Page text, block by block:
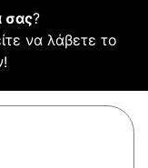
σας?
να λάβετε το